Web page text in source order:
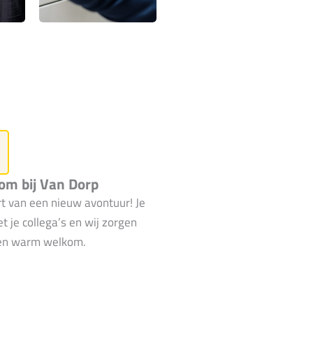
bij Van Dorp
van een nieuw avontuur! Je
je collega’s en wij zorgen
warm welkom.